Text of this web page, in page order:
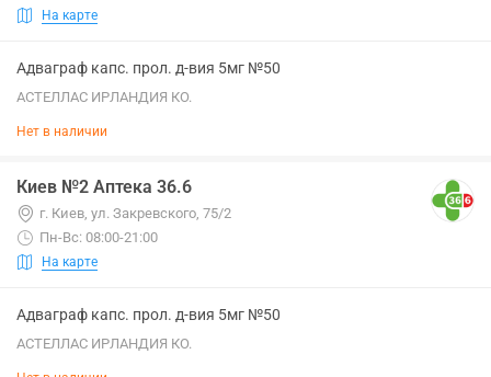
На карте
Адваграф капс. прол. д-вия 5мг №50
АСТЕЛЛАС ИРЛАНДИЯ КО.
Нет в наличии
Киев №2 Аптека 36.6
г. Киев, ул. Закревского, 75/2
Пн-Вс: 08:00-21:00
На карте
Адваграф капс. прол. д-вия 5мг №50
АСТЕЛЛАС ИРЛАНДИЯ КО.